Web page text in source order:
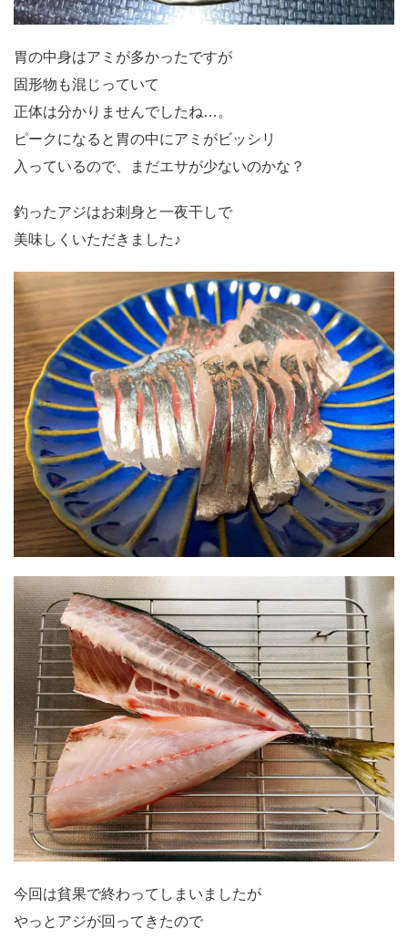
胃の中身はアミが多かったですが
固形物も混じっていて
正体は分かりませんでしたね…。
ピークになると胃の中にアミがビッシリ
入っているので、まだエサが少ないのかな？
釣ったアジはお刺身と一夜干しで
美味しくいただきました♪
今回は貧果で終わってしまいましたが
やっとアジが回ってきたので